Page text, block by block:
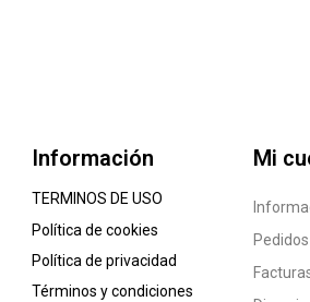
Información
TERMINOS DE USO
Política de cookies
Política de privacidad
Términos y condiciones
Mi
Pedidos